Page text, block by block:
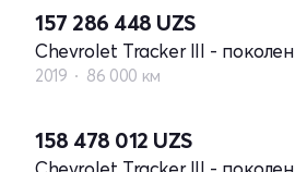
157 286 448 UZS
2019 86 000 км
158 478 012 UZS